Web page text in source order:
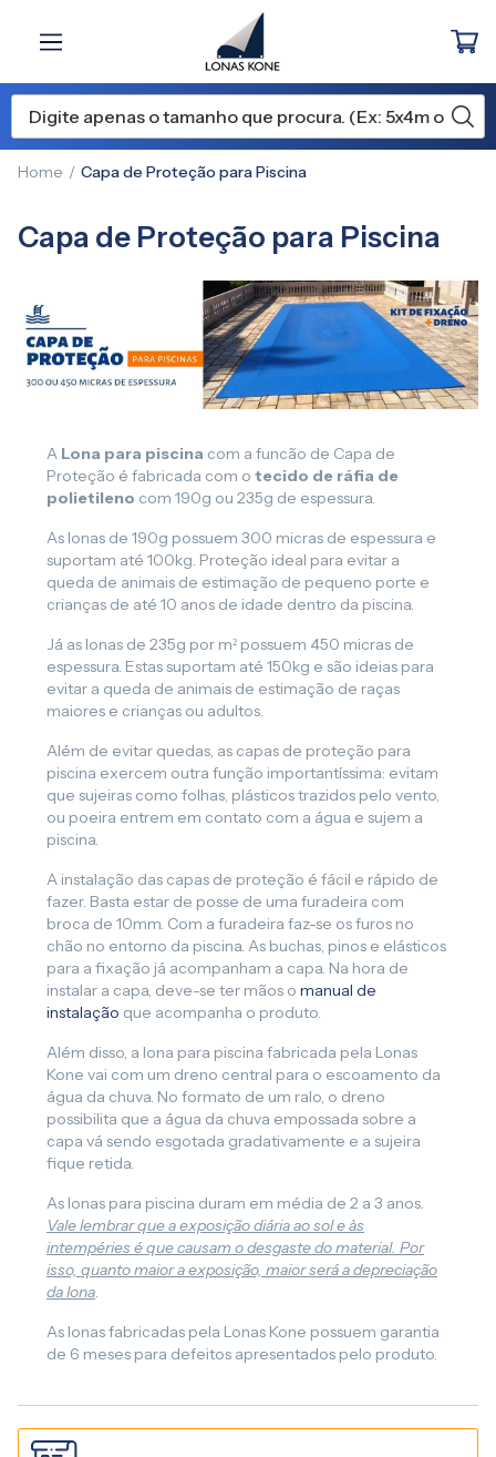
Home Capa de Proteção para Piscina
Capa de Proteção para Piscina
A Lona para piscina com a funcão de Capa de
Proteção é fabricada com o tecido de ráfia de
polietileno com 190g ou 235g de espessura.
As lonas de 190g possuem 300 micras de espessura e
suportam até 100kg. Proteção ideal para evitar a
queda de animais de estimação de pequeno porte e
crianças de até 10 anos de idade dentro da piscina.
Já as lonas de 235g por m² possuem 450 micras de
espessura. Estas suportam até 150kg e são ideias para
evitar a queda de animais de estimação de raças
maiores e crianças ou adultos.
Além de evitar quedas, as capas de proteção para
piscina exercem outra função importantíssima: evitam
que sujeiras como folhas, plásticos trazidos pelo vento,
ou poeira entrem em contato com a água e sujem a
piscina.
A instalação das capas de proteção é fácil e rápido de
fazer. Basta estar de posse de uma furadeira com
broca de 10mm. Com a furadeira faz-se os furos no
chão no entorno da piscina. As buchas, pinos e elásticos
para a fixação já acompanham a capa. Na hora de
instalar a capa, deve-se ter mãos o manual de
instalação que acompanha o produto.
Além disso, a lona para piscina fabricada pela Lonas
Kone vai com um dreno central para o escoamento da
água da chuva. No formato de um ralo, o dreno
possibilita que a água da chuva empossada sobre a
capa vá sendo esgotada gradativamente e a sujeira
fique retida.
As lonas para piscina duram em média de 2 a 3 anos.
Vale lembrar que a exposição diária ao sol e às
intempéries é que causam o desgaste do material. Por
isso, quanto maior a exposição, maior será a depreciação
da lona.
As lonas fabricadas pela Lonas Kone possuem garantia
de 6 meses para defeitos apresentados pelo produto.